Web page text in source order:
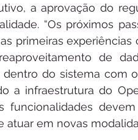
a aprovação do
“Os próximos
primeiras
de
do sistema com
a infraestrutura do
funcionalidades
atuar em novas